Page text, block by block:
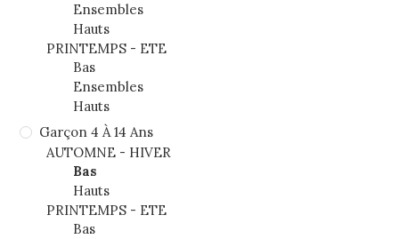
Ensembles
Hauts
PRINTEMPS - ETE
Bas
Ensembles
Hauts
Garçon 4 À 14 Ans
AUTOMNE - HIVER
Bas
Hauts
PRINTEMPS - ETE
Bas